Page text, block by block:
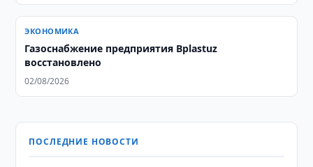
ЭКОНОМИКА
Газоснабжение предприятия Bplastuz
восстановлено
02/08/2026
ПОСЛЕДНИЕ НОВОСТИ